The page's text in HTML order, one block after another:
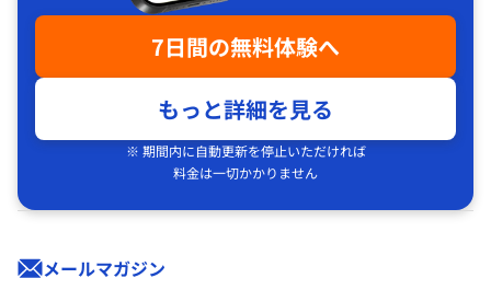
7日間の無料体験へ
もっと詳細を見る
※ 期間内に自動更新を停止いただければ
料金は一切かかりません
メールマガジン